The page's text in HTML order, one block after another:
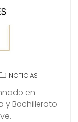
NOTICIAS
en
y Bachillerato